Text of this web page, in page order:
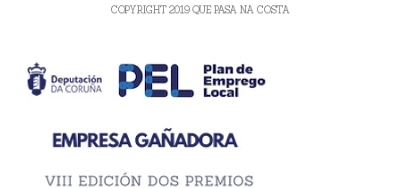
COPYRIGHT 2019 QUE PASA NA COSTA